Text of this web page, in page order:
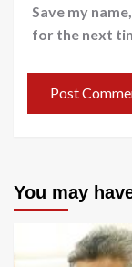
Save my
for the next
You may